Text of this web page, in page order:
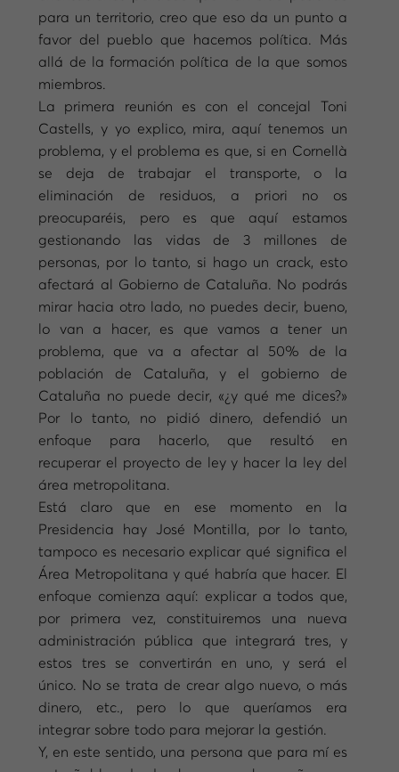
para un territorio, creo que eso da un punto a
favor del pueblo que hacemos política. Más
allá de la formación política de la que somos
miembros.
La primera reunión es con el concejal Toni
Castells, y yo explico, mira, aquí tenemos un
problema, y el problema es que, si en Cornellà
se deja de trabajar el transporte, o la
eliminación de residuos, a priori no os
preocuparéis, pero es que aquí estamos
gestionando las vidas de 3 millones de
personas, por lo tanto, si hago un crack, esto
afectará al Gobierno de Cataluña. No podrás
mirar hacia otro lado, no puedes decir, bueno,
lo van a hacer, es que vamos a tener un
problema, que va a afectar al 50% de la
población de Cataluña, y el gobierno de
Cataluña no puede decir, «¿y qué me dices?»
Por lo tanto, no pidió dinero, defendió un
enfoque para hacerlo, que resultó en
recuperar el proyecto de ley y hacer la ley del
área metropolitana.
Está claro que en ese momento en la
Presidencia hay José Montilla, por lo tanto,
tampoco es necesario explicar qué significa el
Área Metropolitana y qué habría que hacer. El
enfoque comienza aquí: explicar a todos que,
por primera vez, constituiremos una nueva
administración pública que integrará tres, y
estos tres se convertirán en uno, y será el
único. No se trata de crear algo nuevo, o más
dinero, etc., pero lo que queríamos era
integrar sobre todo para mejorar la gestión.
Y, en este sentido, una persona que para mí es